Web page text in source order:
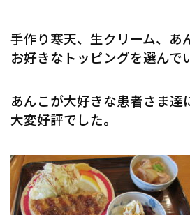
手作り寒天、生クリーム、あ
お好きなトッピングを選んで
あんこが大好きな患者さま達
大変好評でした。